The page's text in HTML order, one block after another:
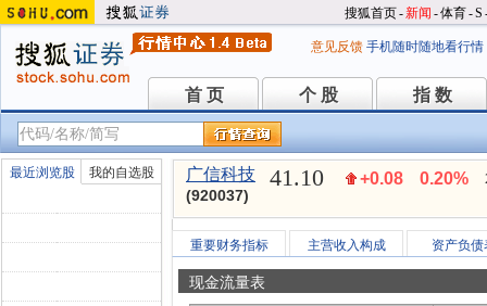
搜狐首页-新闻 -体育-S
意见反馈 手机随时随地看行情
首 页
首 页 个 股
个 股 指 数
指 数
最近浏览股 我的自选股 广信科技
(920037)
41.10 +0.08 0.20%
重要财务指标 主营收入构成 资产负债
现金流量表